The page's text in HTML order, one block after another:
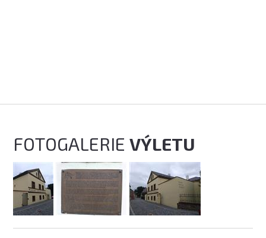
FOTOGALERIEVÝLETU